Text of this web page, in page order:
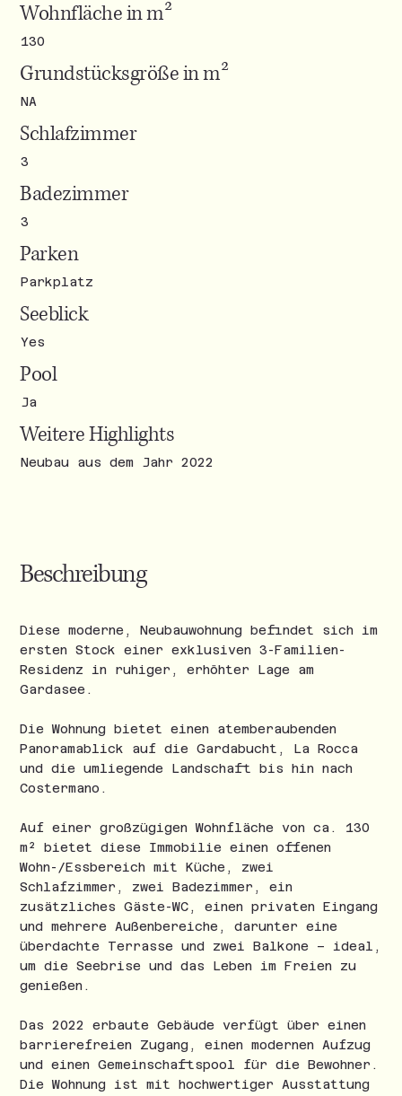
Wohnfläche in m²
130
Grundstücksgröße in m²
NA
Schlafzimmer
3
Badezimmer
3
Parken
Parkplatz
Seeblick
Yes
Pool
Ja
Weitere Highlights
Neubau aus dem Jahr 2022
Beschreibung
Diese moderne, Neubauwohnung befindet sich im
ersten Stock einer exklusiven 3-Familien-
Residenz in ruhiger, erhöhter Lage am
Gardasee.
Die Wohnung bietet einen atemberaubenden
Panoramablick auf die Gardabucht, La Rocca
und die umliegende Landschaft bis hin nach
Costermano.
Auf einer großzügigen Wohnfläche von ca. 130
m² bietet diese Immobilie einen offenen
Wohn-/Essbereich mit Küche, zwei
Schlafzimmer, zwei Badezimmer, ein
zusätzliches Gäste-WC, einen privaten Eingang
und mehrere Außenbereiche, darunter eine
überdachte Terrasse und zwei Balkone – ideal,
um die Seebrise und das Leben im Freien zu
genießen.
Das 2022 erbaute Gebäude verfügt über einen
barrierefreien Zugang, einen modernen Aufzug
und einen Gemeinschaftspool für die Bewohner.
Die Wohnung ist mit hochwertiger Ausstattung